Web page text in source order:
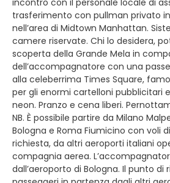
incontro con il personale locale di
trasferimento con pullman privato
nell’area di Midtown Manhattan.
camere riservate. Chi lo desidera,
scoperta della Grande Mela in
dell’accompagnatore con una
alla celeberrima Times Square,
per gli enormi cartelloni pubblicitari
neon. Pranzo e cena liberi.
NB. È possibile partire da Milano
Bologna e Roma Fiumicino con voli
richiesta, da altri aeroporti italiani
compagnia aerea.
dall’aeroporto di Bologna. Il punto di